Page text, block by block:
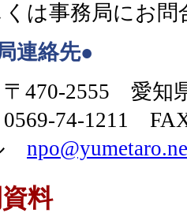
は事務局にお問
連絡先●
470-2555 愛知
74-1211
料